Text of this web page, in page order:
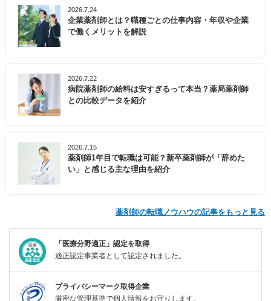
2026.7.24
企業薬剤師とは？職種ごとの仕事内容・年収や企業
で働くメリットを解説
2026.7.22
病院薬剤師の給料は安すぎるって本当？薬局薬剤師
との比較データを紹介
2026.7.15
薬剤師1年目で転職は可能？新卒薬剤師が「辞めた
い」と感じる主な理由を紹介
薬剤師の転職ノウハウの記事をもっと見る
「医療分野適正」認定を取得
適正認定事業者として認定されました。
プライバシーマーク取得企業
厳密な管理基準で個人情報をお守りします。